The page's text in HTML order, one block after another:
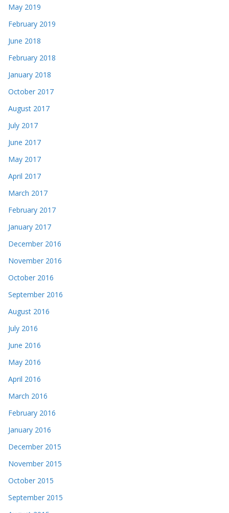
May 2019
February 2019
June 2018
February 2018
January 2018
October 2017
August 2017
July 2017
June 2017
May 2017
April 2017
March 2017
February 2017
January 2017
December 2016
November 2016
October 2016
September 2016
August 2016
July 2016
June 2016
May 2016
April 2016
March 2016
February 2016
January 2016
December 2015
November 2015
October 2015
September 2015